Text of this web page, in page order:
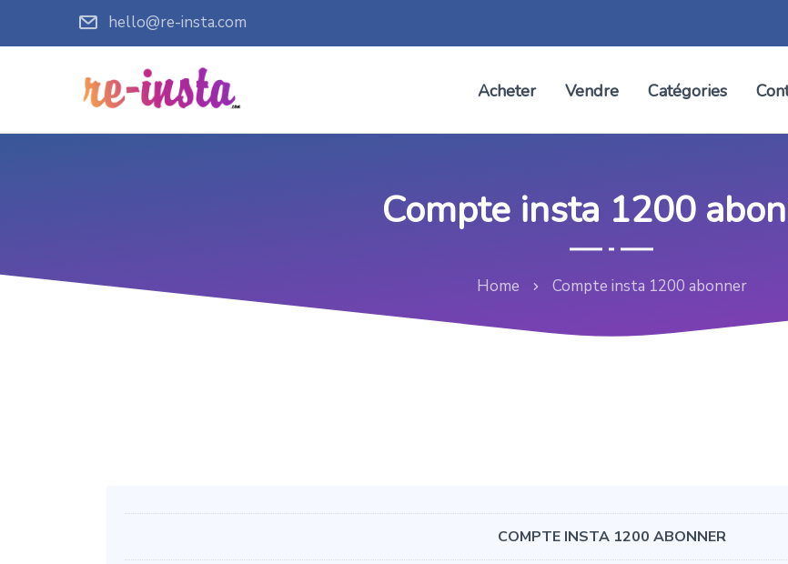
hello@re-insta.com
Acheter Vendre Catégories
Compte insta 1200
Home Compte insta 1200 abonner
COMPTE INSTA 1200 ABONNER